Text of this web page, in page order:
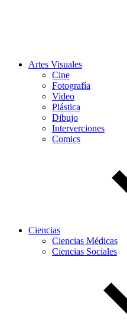
Artes Visuales
Cine
Fotografía
Video
Plástica
Dibujo
Interverciones
Comics
Ciencias
Ciencias Médicas
Ciencias Sociales